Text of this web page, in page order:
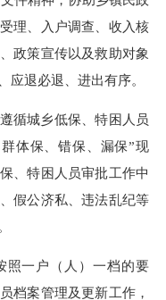
理、入户调查、收入核
政策宣传以及救助对象
应退必退、进出有序。
循城乡低保、特困人员
体保、错保、漏保”现
、特困人员审批工作中
假公济私、违法乱纪等
照一户（人）一档的要
档案管理及更新工作，